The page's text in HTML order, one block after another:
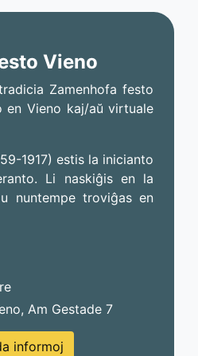
Vieno
Zamenhofa festo
en Vieno kaj/aŭ virtuale
1917) estis la inicianto
Li naskiĝis en la
nuntempe troviĝas en
Am Gestade 7
informoj